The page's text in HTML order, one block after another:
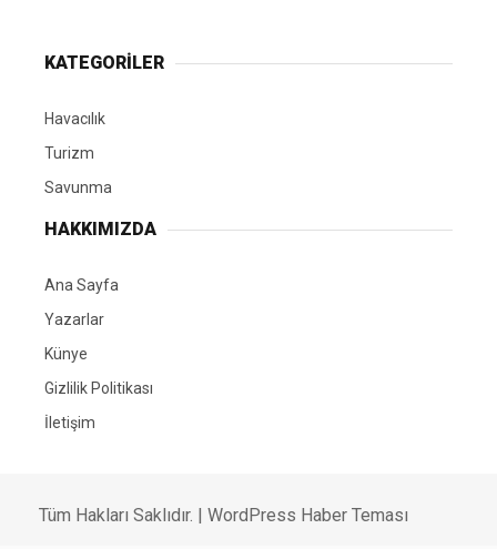
KATEGORİLER
Havacılık
Turizm
Savunma
HAKKIMIZDA
Ana Sayfa
Yazarlar
Künye
Gizlilik Politikası
İletişim
Tüm Hakları Saklıdır. | WordPress Haber Teması